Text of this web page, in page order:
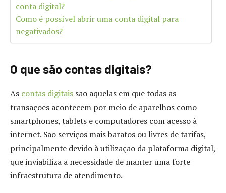
conta digital?
Como é possível abrir uma conta digital para
negativados?
O que são contas digitais?
As contas digitais são aquelas em que todas as
transações acontecem por meio de aparelhos como
smartphones, tablets e computadores com acesso à
internet. São serviços mais baratos ou livres de tarifas,
principalmente devido à utilização da plataforma digital,
que inviabiliza a necessidade de manter uma forte
infraestrutura de atendimento.